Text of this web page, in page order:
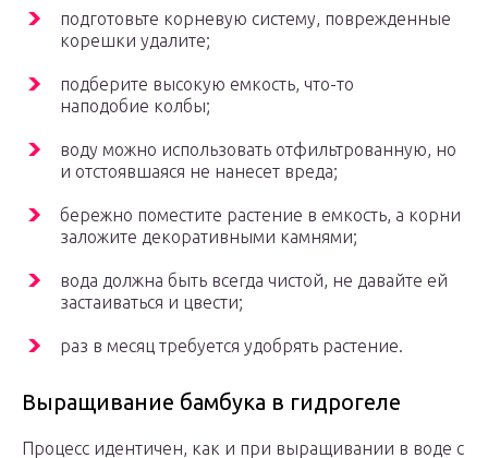
подготовьте корневую систему, поврежденные
корешки удалите;
подберите высокую емкость, что-то
наподобие колбы;
воду можно использовать отфильтрованную, но
и отстоявшаяся не нанесет вреда;
бережно поместите растение в емкость, а корни
заложите декоративными камнями;
вода должна быть всегда чистой, не давайте ей
застаиваться и цвести;
раз в месяц требуется удобрять растение.
Выращивание бамбука в гидрогеле
Процесс идентичен, как и при выращивании в воде с